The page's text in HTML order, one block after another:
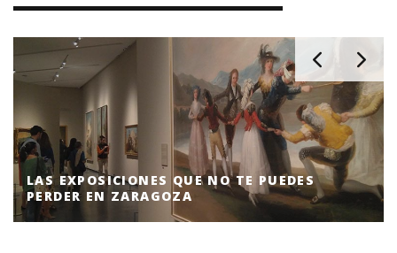
LAS EXPOSICIONES QUE NO TE PUEDES
PERDER EN ZARAGOZA